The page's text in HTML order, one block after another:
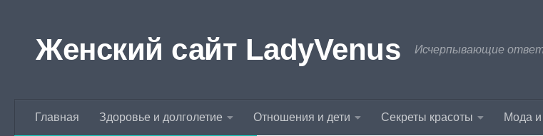
Женский сайт LadyVenus Исчерпывающие
Главная Здоровье и долголетие Отношения и дети Секреты красоты Мода и